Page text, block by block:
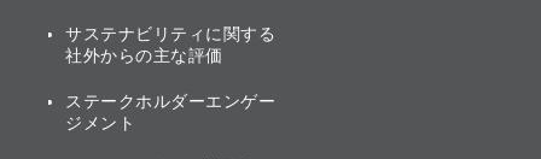
[AI] What dreams are made
その他
グループ企業一覧
業績・財務
アニュアルレポート
トップメッセージ
サステナビリティの考え方
サステナビリティに関する
社外からの主な評価
ステークホルダーエンゲー
ジメント